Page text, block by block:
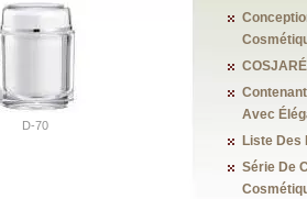
D-70
Avec
Liste Des
Série De